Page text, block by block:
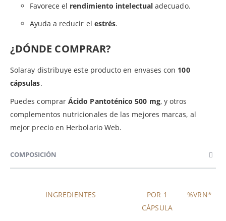
Favorece el rendimiento intelectualadecuado.
Ayuda a reducir el estrés.
¿DÓNDE COMPRAR?
Solaray distribuye este producto en envases con 100
cápsulas.
Puedes comprarÁcido Pantoténico 500 mg, y otros
complementos nutricionales de las mejores marcas, al
mejor precio en Herbolario Web.
COMPOSICIÓN
INGREDIENTES
POR 1
CÁPSULA
%VRN*